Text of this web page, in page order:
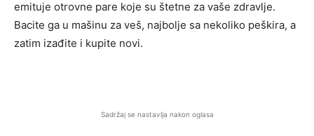
emituje otrovne pare koje su štetne za vaše zdravlje.
Bacite ga u mašinu za veš, najbolje sa nekoliko peškira, a
zatim izađite i kupite novi.
Sadržaj se nastavlja nakon oglasa